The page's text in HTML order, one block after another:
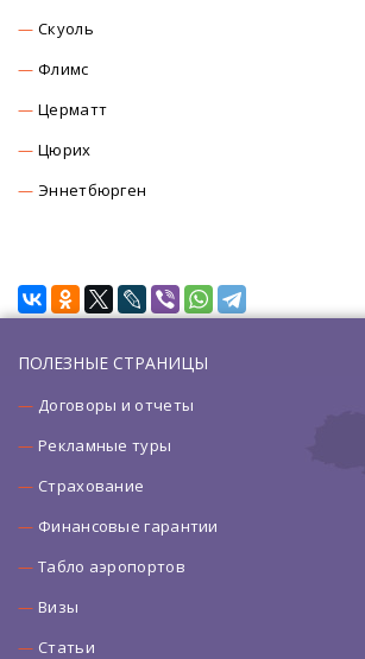
Скуоль
Флимс
Церматт
Цюрих
Эннетбюрген
ПОЛЕЗНЫЕ СТРАНИЦЫ
Договоры и отчеты
Рекламные туры
Страхование
Финансовые гарантии
Табло аэропортов
Визы
Статьи